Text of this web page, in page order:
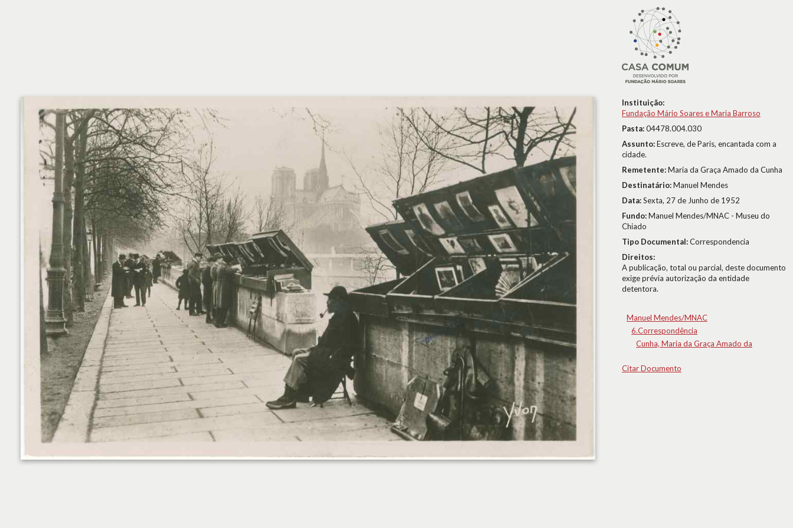
Instituição:
Fundação Mário Soares e Maria Barroso
Pasta:04478.004.030
Assunto:Escreve, de Paris, encantada com a
cidade.
Remetente:Maria da Graça Amado da Cunha
Destinatário:Manuel Mendes
Data:Sexta, 27 de Junho de 1952
Fundo:Manuel Mendes/MNAC - Museu do
Chiado
Tipo Documental:Correspondencia
Direitos:
A publicação, total ou parcial, deste documento
exige prévia autorização da entidade
detentora.
Manuel Mendes/MNAC
6.Correspondência
Cunha, Maria da Graça Amado da
Citar Documento